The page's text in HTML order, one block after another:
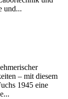
und...
– mit diesem
1945 eine